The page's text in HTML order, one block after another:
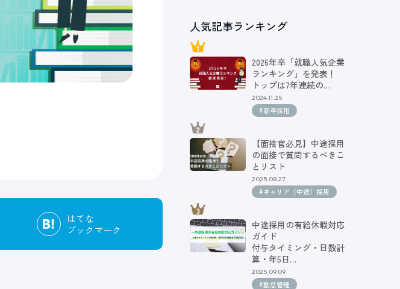
はてな
ブックマーク
人気記事ランキング
2026年卒「就職人気企業
ランキング」を発表！
トップは7年連続の…
2024.11.25
#新卒採用
【面接官必見】中途採用
の面接で質問するべきこ
とリスト
2025.08.27
#キャリア（中途）採用
中途採用の有給休暇対応
ガイド
付与タイミング・日数計
算・年5日…
2025.09.09
#勤怠管理